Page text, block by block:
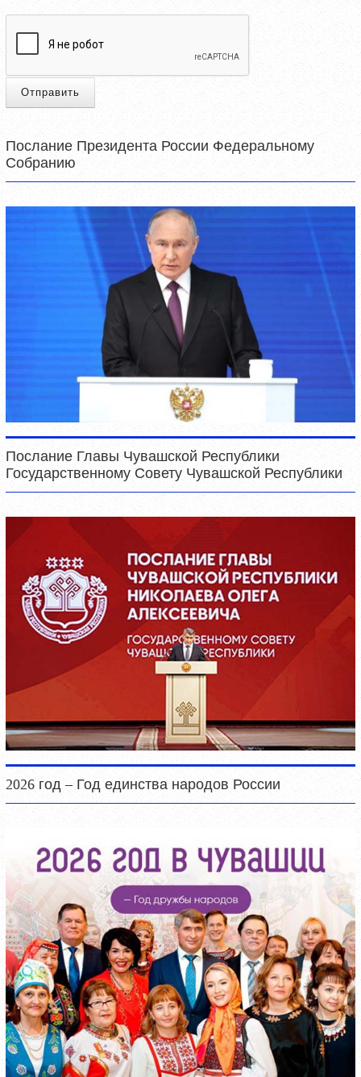
Отправить
Послание Президента России Федеральному
Собранию
Послание Главы Чувашской Республики
Государственному Совету Чувашской Республики
2026 год – Год единства народов России